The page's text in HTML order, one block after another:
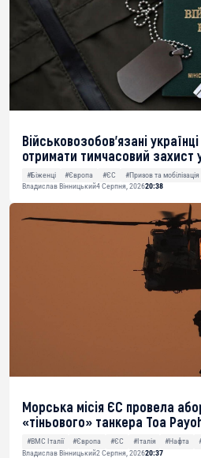
Військовозобов’язані
отримати тимчасовий захист
#Біженці #Європа #ЄС #Призов та мобілізація
Владислав Вінницький4 Серпня, 202620:38
Морська місія ЄС провела
«тіньового» танкера Toa
#ВМС Італії #Європа #ЄС #Італія #Нафта
Владислав Вінницький2 Серпня, 202620:37